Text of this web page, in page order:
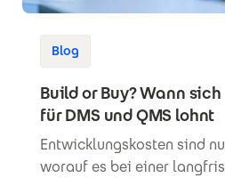
Blog
Build or Buy? Wann
für DMS und QMS lohnt
Entwicklungskosten sind
worauf es bei einer